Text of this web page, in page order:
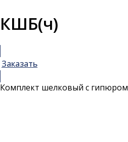
КШБ(ч)
Заказать
Комплект шелковый с гипюром